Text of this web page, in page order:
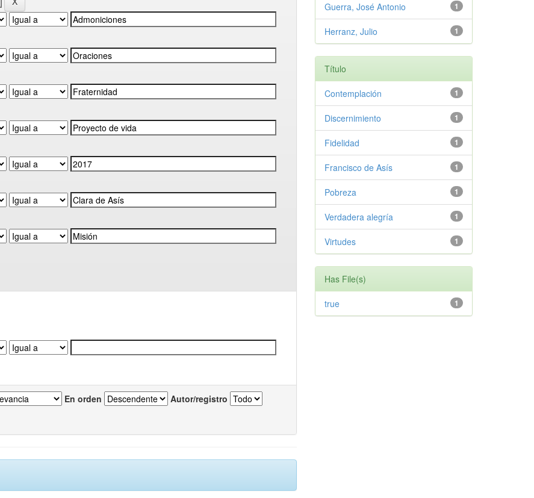
En orden Autor/registro
1
Guerra, José Antonio
1
Herranz, Julio
Título
1
Contemplación
1
Discernimiento
1
Fidelidad
1
Francisco de Asís
1
Pobreza
1
Verdadera alegría
1
Virtudes
Has File(s)
1
true